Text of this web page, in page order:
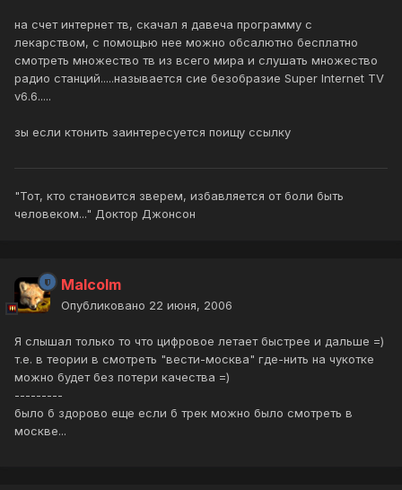
на счет интернет тв, скачал я давеча программу с
лекарством, с помощью нее можно обсалютно бесплатно
смотреть множество тв из всего мира и слушать множество
радио станций.....называется сие безобразие Super Internet TV
v6.6.....
зы если ктонить заинтересуется поищу ссылку
"Тот, кто становится зверем, избавляется от боли быть
человеком..." Доктор Джонсон
Malcolm
Опубликовано 22 июня, 2006
Я слышал только то что цифровое летает быстрее и дальше =)
т.е. в теории в смотреть "вести-москва" где-нить на чукотке
можно будет без потери качества =)
---------
было б здорово еще если б трек можно было смотреть в
москве...